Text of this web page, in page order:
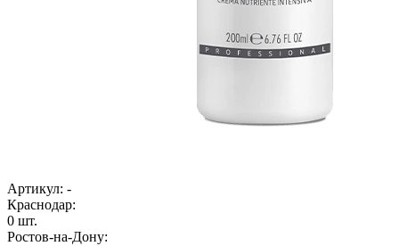
Артикул: -
Краснодар:
0 шт.
Ростов-на-Дону: